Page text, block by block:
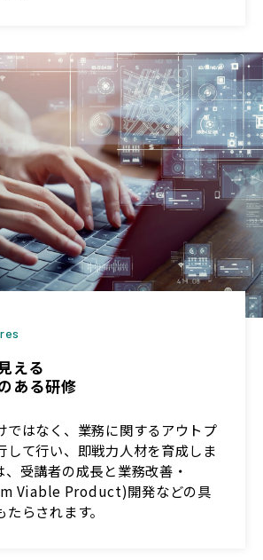
える
ある研修
ではなく、業務に関するアウトプ
して行い、即戦力人材を育成しま
、受講者の成長と業務改善・
Viable Product)開発などの具
らされます。